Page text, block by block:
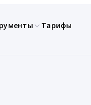
Тарифы